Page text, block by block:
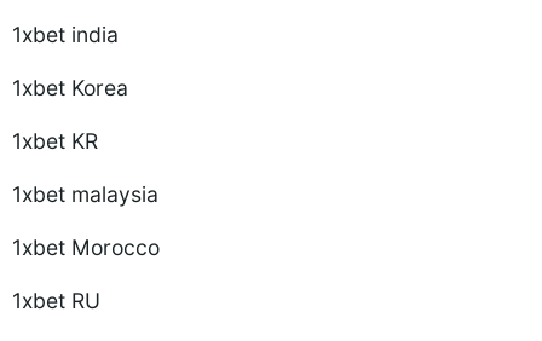
1xbet india
1xbet Korea
1xbet KR
1xbet malaysia
1xbet Morocco
1xbet RU